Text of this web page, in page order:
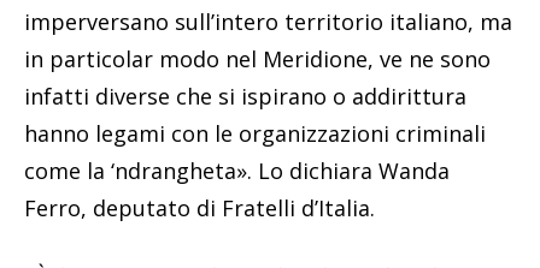
imperversano sull’intero territorio italiano, ma
in particolar modo nel Meridione, ve ne sono
infatti diverse che si ispirano o addirittura
hanno legami con le organizzazioni criminali
come la ‘ndrangheta». Lo dichiara Wanda
Ferro, deputato di Fratelli d’Italia.